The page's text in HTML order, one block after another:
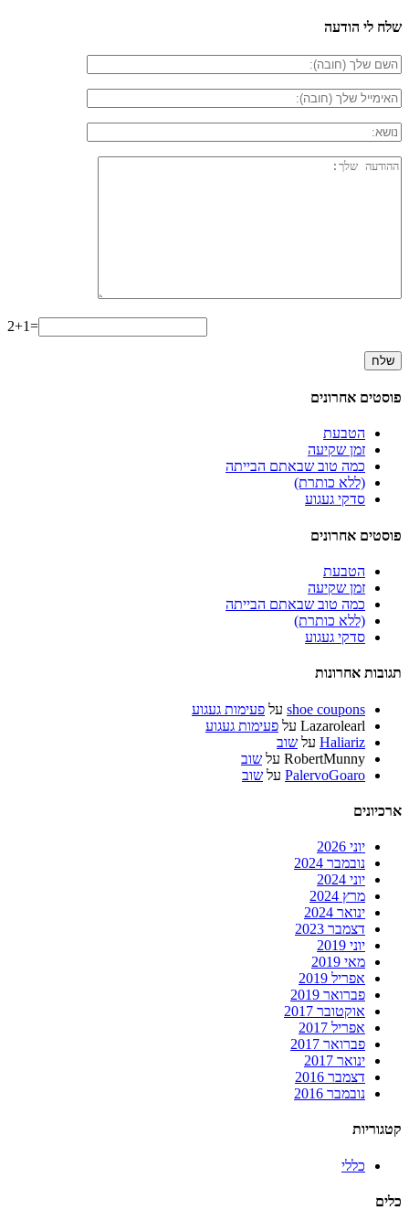
שלח לי הודעה
2+1=
פוסטים אחרונים
הטבעת
זמן שקיעה
כמה טוב שבאתם הבייתה
(ללא כותרת)
סדקי געגוע
פוסטים אחרונים
הטבעת
זמן שקיעה
כמה טוב שבאתם הבייתה
(ללא כותרת)
סדקי געגוע
תגובות אחרונות
shoe coupons על פעימות געגוע
Lazarolearl על פעימות געגוע
Haliariz על שוב
RobertMunny על שוב
PalervoGoaro על שוב
ארכיונים
יוני 2026
נובמבר 2024
יוני 2024
מרץ 2024
ינואר 2024
דצמבר 2023
יוני 2019
מאי 2019
אפריל 2019
פברואר 2019
אוקטובר 2017
אפריל 2017
פברואר 2017
ינואר 2017
דצמבר 2016
נובמבר 2016
קטגוריות
כללי
כלים